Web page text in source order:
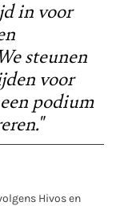
in voor
steunen
voor
podium
Hivos en